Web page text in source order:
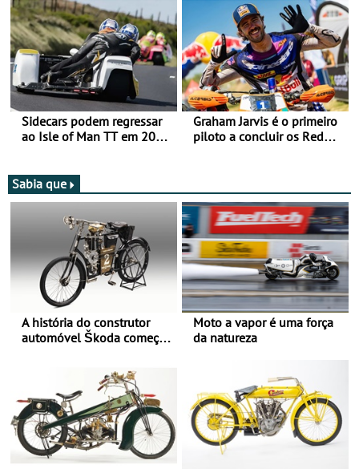
Categorias Adventure -
Vitória na Ultimate, Core e
Lite
Sidecars podem regressar
ao Isle of Man TT em 2027
Graham Jarvis é o primeiro
piloto a concluir os Red
Sabia que
A história do construtor
automóvel Škoda começou
Moto a vapor é uma força
da natureza